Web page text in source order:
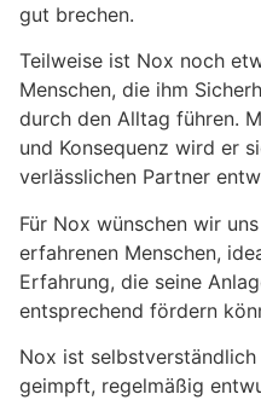
gut brechen.
Teilweise ist Nox noch
Menschen, die ihm
durch den Alltag führen.
und Konsequenz wird er
verlässlichen Partner
Für Nox wünschen wir
erfahrenen Menschen,
Erfahrung, die seine
entsprechend fördern
Nox ist
geimpft, regelmäßig